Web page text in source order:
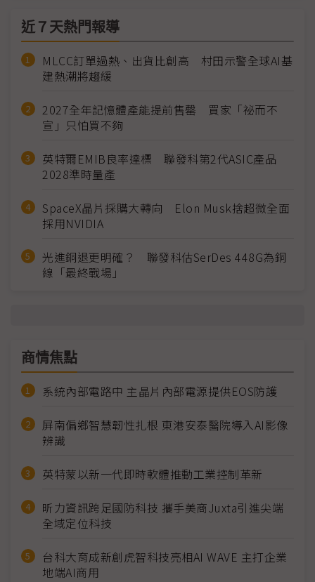
近７天熱門報導
MLCC訂單過熱、出貨比創高 村田示警全球AI基
建熱潮將趨緩
2027全年記憶體產能提前售罄 買家「祕而不
宣」只怕買不夠
英特爾EMIB良率達標 聯發科第2代ASIC產品
2028準時量產
SpaceX晶片採購大轉向 Elon Musk捨超微全面
採用NVIDIA
光進銅退更明確？ 聯發科估SerDes 448G為銅
線「最終戰場」
商情焦點
系統內部電路中 主晶片內部電源提供EOS防護
屏南偏鄉智慧韌性扎根 東港安泰醫院導入AI影像
辨識
英特蒙以新一代即時軟體推動工業控制革新
昕力資訊跨足國防科技 攜手美商Juxta引進尖端
全域定位科技
台科大育成新創虎智科技亮相AI WAVE 主打企業
地端AI商用